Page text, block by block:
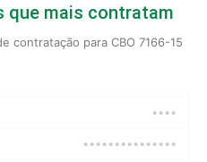
que mais contratam
contratação para CBO 7166-15
••••
•••••••••••••••